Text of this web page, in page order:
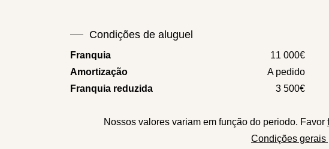
Condições de aluguel
Franquia
11 000€
Amortização
A pedido
Franquia reduzida
3 500€
Nossos valores variam em função do periodo. Favor
Condições gerais